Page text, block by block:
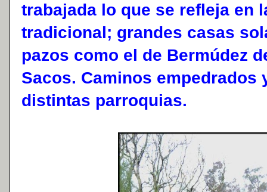
trabajada lo que se refleja en
tradicional; grandes casas
pazos como el de Bermúdez
Sacos. Caminos
distintas parroquias.